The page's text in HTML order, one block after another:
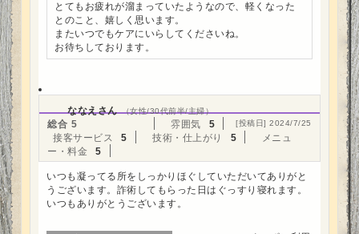
とてもお疲れが溜まっていたようなので、軽くなった
とのこと、嬉しく思います。
またいつでもケアにいらしてくださいね。
お待ちしております。
ななえさん （女性/30代前半/主婦）
[投稿日] 2024/7/25
総合 5 雰囲気
5
接客サービス
5 技術・仕上がり 5
メニュ
ー・料金
5
いつも凝ってる所をしっかりほぐしていただいてありがと
うございます。詐術してもらった日はぐっすり寝れます。
いつもありがとうございます。